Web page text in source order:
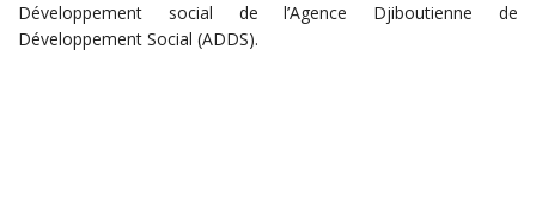
Développement social de l’Agence Djiboutienne de
Développement Social (ADDS).